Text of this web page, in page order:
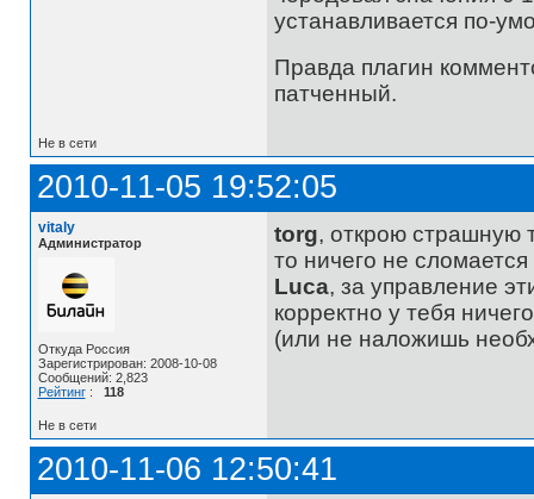
устанавливается по-
Правда плагин
патченный.
Не в сети
2010-11-05 19:52:05
vitaly
Администратор
Откуда Россия
Зарегистрирован: 2008-10-08
Сообщений: 2,823
Рейтинг: 118
torg, открою страшную
то ничего не сломается
Luca, за управление
корректно у тебя
(или не наложишь
Не в сети
2010-11-06 12:50:41